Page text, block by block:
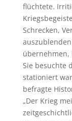
flüchtete.
Schrecken,
übernehmen,
Sie besuchte
stationiert
befragte
„Der Krieg